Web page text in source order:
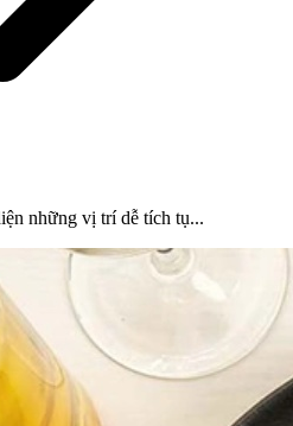
những vị trí dễ tích tụ...